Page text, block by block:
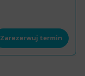
Zarezerwuj termin